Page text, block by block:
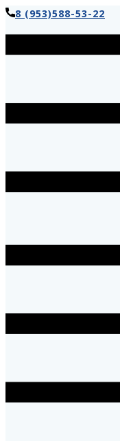
8 (953)588-53-22